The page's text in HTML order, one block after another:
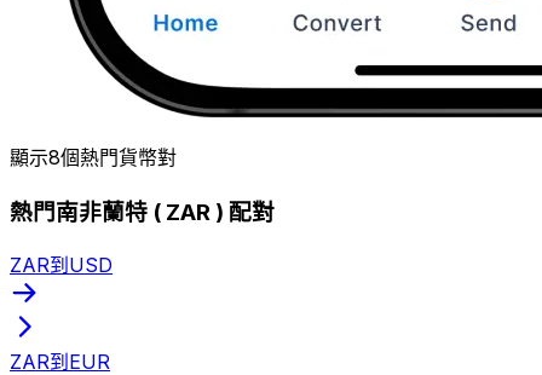
顯示8個熱門貨幣對
熱門南非蘭特 ( ZAR ) 配對
ZAR到USD
ZAR到EUR